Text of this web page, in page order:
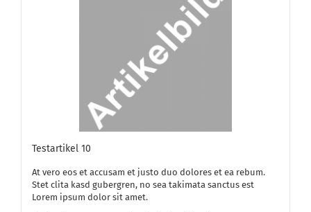
Te­st­ar­ti­kel 10
At vero eos et ac­cu­sam et justo duo do­lo­res et ea rebum.
Stet clita kasd gu­ber­gren, no sea ta­ki­ma­ta sanc­tus est
Lorem ipsum dolor sit amet.